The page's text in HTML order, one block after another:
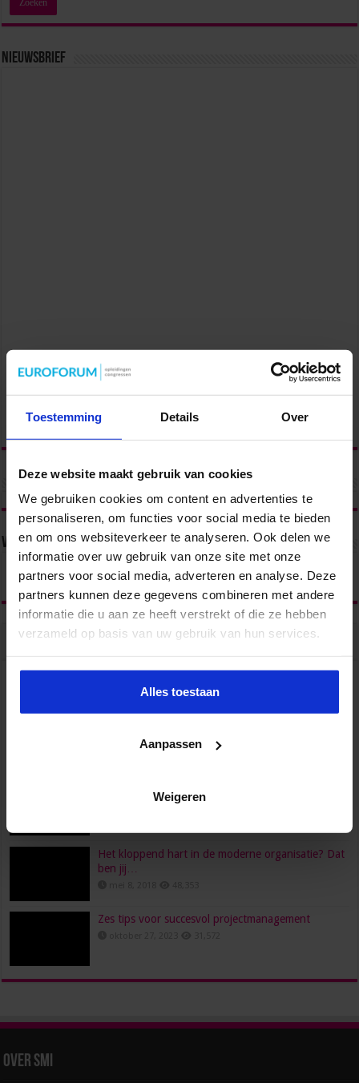
Toestemming Details Over
Deze website maakt gebruik van cookies
We gebruiken cookies om content en advertenties te
personaliseren, om functies voor social media te bieden
en om ons websiteverkeer te analyseren. Ook delen we
informatie over uw gebruik van onze site met onze
partners voor social media, adverteren en analyse. Deze
partners kunnen deze gegevens combineren met andere
informatie die u aan ze heeft verstrekt of die ze hebben
verzameld op basis van uw gebruik van hun services.
Alles toestaan
Aanpassen
Weigeren
Nieuwsbrief
Volg ons via
juni 23, 2022 96,558
Wat verdient een secretaresse?
Het kloppend hart in de moderne organisatie? Dat
ben jij…
Zes tips voor succesvol projectmanagement
Over SMI